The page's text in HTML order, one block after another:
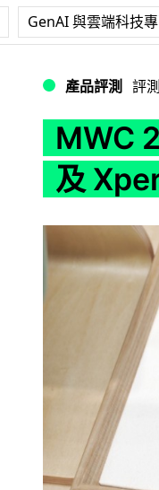
GenAI 與雲端科技
產品評測 評
MWC
及